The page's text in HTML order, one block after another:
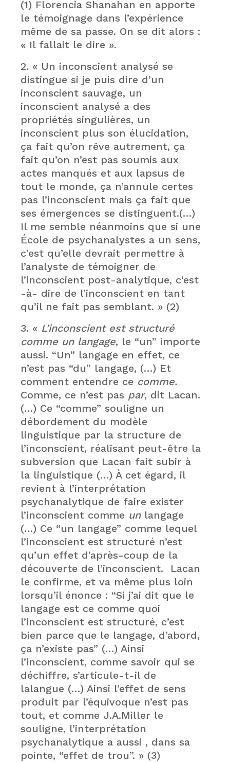
(1) Florencia Shanahan en apporte
le témoignage dans l’expérience
même de sa passe. On se dit alors :
« Il fallait le dire ».
2. « Un inconscient analysé se
distingue si je puis dire d’un
inconscient sauvage, un
inconscient analysé a des
propriétés singulières, un
inconscient plus son élucidation,
ça fait qu’on rêve autrement, ça
fait qu’on n’est pas soumis aux
actes manqués et aux lapsus de
tout le monde, ça n’annule certes
pas l’inconscient mais ça fait que
ses émergences se distinguent.(…)
Il me semble néanmoins que si une
École de psychanalystes a un sens,
c’est qu’elle devrait permettre à
l’analyste de témoigner de
l’inconscient post-analytique, c’est
-à- dire de l’inconscient en tant
qu’il ne fait pas semblant. » (2)
3. « L’inconscient est structuré
comme un langage, le “un” importe
aussi. “Un” langage en effet, ce
n’est pas “du” langage, (…) Et
comment entendre ce comme.
Comme, ce n’est pas par, dit Lacan.
(…) Ce “comme” souligne un
débordement du modèle
linguistique par la structure de
l’inconscient, réalisant peut-être la
subversion que Lacan fait subir à
la linguistique (…) À cet égard, il
revient à l’interprétation
psychanalytique de faire exister
l’inconscient comme unlangage
(…) Ce “un langage” comme lequel
l’inconscient est structuré n’est
qu’un effet d’après-coup de la
découverte de l’inconscient. Lacan
le confirme, et va même plus loin
lorsqu’il énonce : “Si j’ai dit que le
langage est ce comme quoi
l’inconscient est structuré, c’est
bien parce que le langage, d’abord,
ça n’existe pas” (…) Ainsi
l’inconscient, comme savoir qui se
déchiffre, s’articule-t-il de
lalangue (…) Ainsi l’effet de sens
produit par l’équivoque n’est pas
tout, et comme J.A.Miller le
souligne, l’interprétation
psychanalytique a aussi , dans sa
pointe, “effet de trou”. » (3)